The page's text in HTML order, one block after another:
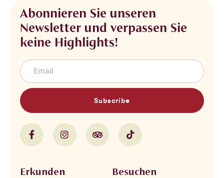
Abonnieren Sie unseren
Newsletter und verpassen Sie
keine Highlights!
Subscribe
Erkunden Besuchen